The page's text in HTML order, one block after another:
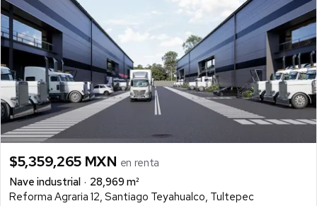
$5,359,265 MXN en renta
Nave industrial
28,969 m²
Reforma Agraria 12, Santiago Teyahualco, Tultepec